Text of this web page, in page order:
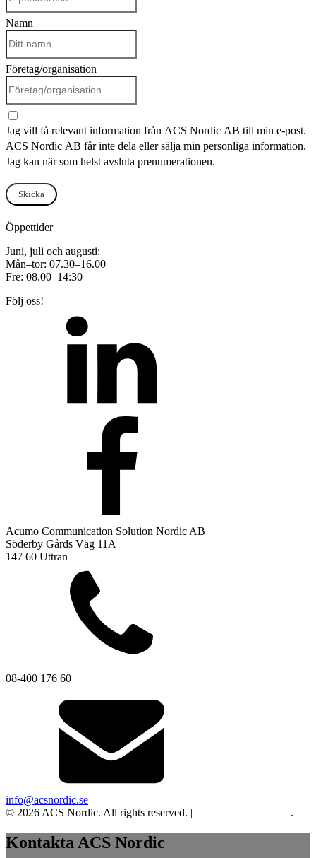
Namn
Företag/organisation
Jag vill få relevant information från ACS Nordic AB till min e-post.
ACS Nordic AB får inte dela eller sälja min personliga information.
Jag kan när som helst avsluta prenumerationen.
Skicka
Öppettider
Juni, juli och augusti:
Mån–tor: 07.30–16.00
Fre: 08.00–14:30
Följ oss!
Acumo Communication Solution Nordic AB
Söderby Gårds Väg 11A
147 60 Uttran
08-400 176 60
info@acsnordic.se
© 2026 ACS Nordic. All rights reserved. |
.
Kontakta ACS Nordic